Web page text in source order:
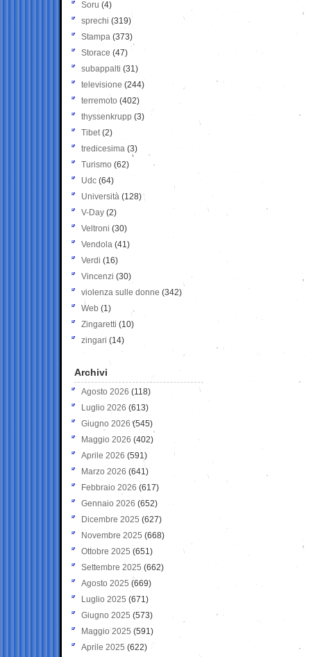
Soru (4)
sprechi (319)
Stampa (373)
Storace (47)
subappalti (31)
televisione(244)
terremoto (402)
thyssenkrupp (3)
Tibet(2)
tredicesima (3)
Turismo (62)
Udc (64)
Università (128)
V-Day (2)
Veltroni (30)
Vendola (41)
Verdi (16)
Vincenzi (30)
violenza sulle donne (342)
Web (1)
Zingaretti (10)
zingari (14)
Archivi
Agosto 2026 (118)
Luglio 2026 (613)
Giugno 2026 (545)
Maggio 2026 (402)
Aprile 2026 (591)
Marzo 2026 (641)
Febbraio 2026 (617)
Gennaio 2026 (652)
Dicembre 2025 (627)
Novembre 2025 (668)
Ottobre 2025 (651)
Settembre 2025 (662)
Agosto 2025 (669)
Luglio 2025 (671)
Giugno 2025 (573)
Maggio 2025 (591)
Aprile 2025 (622)